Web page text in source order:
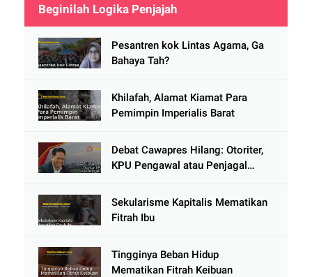
Beginilah Logika Penjajah
Pesantren kok Lintas Agama, Ga
Bahaya Tah?
Khilafah, Alamat Kiamat Para
Pemimpin Imperialis Barat
Debat Cawapres Hilang: Otoriter,
KPU Pengawal atau Penjagal
Sekularisme Kapitalis Mematikan
Fitrah Ibu
Tingginya Beban Hidup
Mematikan Fitrah Keibuan